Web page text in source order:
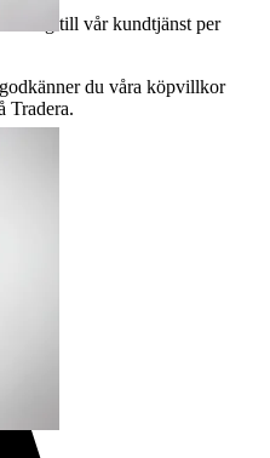
dig till vår kundtjänst per
du våra köpvillkor
Tradera.